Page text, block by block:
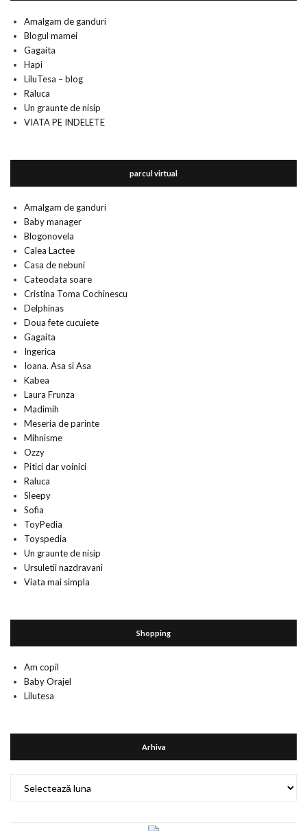
Amalgam de ganduri
Blogul mamei
Gagaita
Hapi
LiluTesa – blog
Raluca
Un graunte de nisip
VIATA PE INDELETE
parcul virtual
Amalgam de ganduri
Baby manager
Blogonovela
Calea Lactee
Casa de nebuni
Cateodata soare
Cristina Toma Cochinescu
Delphinas
Doua fete cucuiete
Gagaita
Ingerica
Ioana. Asa si Asa
Kabea
Laura Frunza
Madimih
Meseria de parinte
Mihnisme
Ozzy
Pitici dar voinici
Raluca
Sleepy
Sofia
ToyPedia
Toyspedia
Un graunte de nisip
Ursuletii nazdravani
Viata mai simpla
Shopping
Am copil
Baby Orajel
Lilutesa
Arhiva